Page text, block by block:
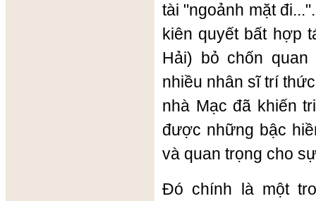
tài "ngoảnh mặt
kiên quyết bất hợp
Hải) bỏ chốn
nhiều nhân sĩ trí
nhà Mạc đã khiến
được những bậc
và quan trọng cho
Đó chính là một